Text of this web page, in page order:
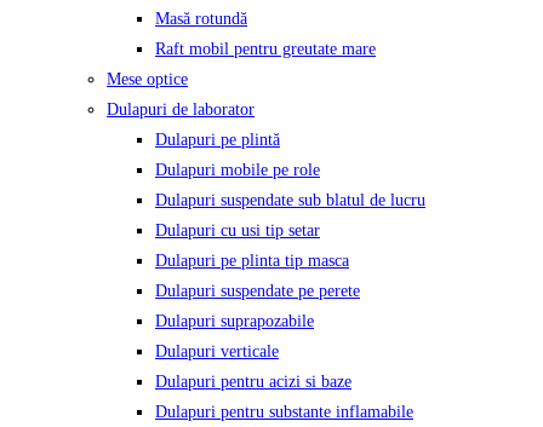
Masă rotundă
Raft mobil pentru greutate mare
Mese optice
Dulapuri de laborator
Dulapuri pe plintă
Dulapuri mobile pe role
Dulapuri suspendate sub blatul de lucru
Dulapuri cu usi tip setar
Dulapuri pe plinta tip masca
Dulapuri suspendate pe perete
Dulapuri suprapozabile
Dulapuri verticale
Dulapuri pentru acizi si baze
Dulapuri pentru substante inflamabile